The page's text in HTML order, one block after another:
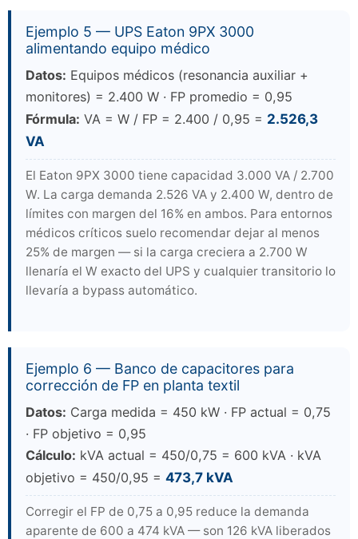
Ejemplo 5 — UPS Eaton 9PX 3000
alimentando equipo médico
Datos: Equipos médicos (resonancia auxiliar +
monitores) = 2.400 W · FP promedio = 0,95
Fórmula: VA = W / FP = 2.400 / 0,95 = 2.526,3
VA
El Eaton 9PX 3000 tiene capacidad 3.000 VA / 2.700
W. La carga demanda 2.526 VA y 2.400 W, dentro de
límites con margen del 16% en ambos. Para entornos
médicos críticos suelo recomendar dejar al menos
25% de margen — si la carga creciera a 2.700 W
llenaría el W exacto del UPS y cualquier transitorio lo
llevaría a bypass automático.
Ejemplo 6 — Banco de capacitores para
corrección de FP en planta textil
Datos: Carga medida = 450 kW · FP actual = 0,75
· FP objetivo = 0,95
Cálculo: kVA actual = 450/0,75 = 600 kVA · kVA
objetivo = 450/0,95 = 473,7 kVA
Corregir el FP de 0,75 a 0,95 reduce la demanda
aparente de 600 a 474 kVA — son 126 kVA liberados